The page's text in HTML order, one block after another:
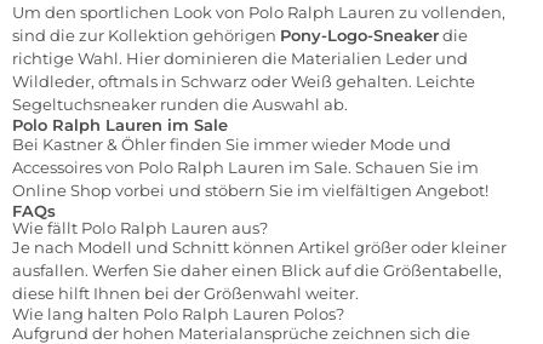
Um den sportlichen Look von Polo Ralph Lauren zu vollenden,
sind die zur Kollektion gehörigen Pony-Logo-Sneakerdie
richtige Wahl. Hier dominieren die Materialien Leder und
Wildleder, oftmals in Schwarz oder Weiß gehalten. Leichte
Segeltuchsneaker runden die Auswahl ab.
Polo Ralph Lauren im Sale
Bei Kastner & Öhler finden Sie immer wieder Mode und
Accessoires von Polo Ralph Lauren im Sale. Schauen Sie im
Online Shop vorbei und stöbern Sie im vielfältigen Angebot!
FAQs
Wie fällt Polo Ralph Lauren aus?
Je nach Modell und Schnitt können Artikel größer oder kleiner
ausfallen. Werfen Sie daher einen Blick auf die Größentabelle,
diese hilft Ihnen bei der Größenwahl weiter.
Wie lang halten Polo Ralph Lauren Polos?
Aufgrund der hohen Materialansprüche zeichnen sich die